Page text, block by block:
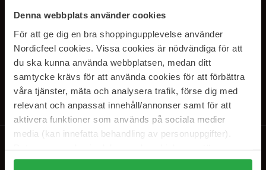
Denna webbplats använder cookies
För att ge dig en bra shoppingupplevelse använder
Nordicfeel cookies. Vissa cookies är nödvändiga för att
du ska kunna använda webbplatsen, medan ditt
samtycke krävs för att använda cookies för att förbättra
våra tjänster, mäta och analysera trafik, förse dig med
relevant och anpassat innehåll/annonser samt för att
aktivera funktioner som används på sociala medier
media (kan innefatta behandling av personuppgifter).
Genom att trycka på "Tillåt alla cookies" accepterar du
SUBSCRIBE TO OUR
NEWSLETTER
E-postadresse
Ved å abonnere godtar du vårpersonvernerklæring. Du kan melde deg